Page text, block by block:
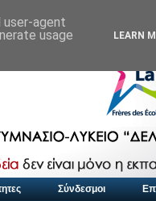
Σύνδεσμοι
user-agent
usage
LEARN